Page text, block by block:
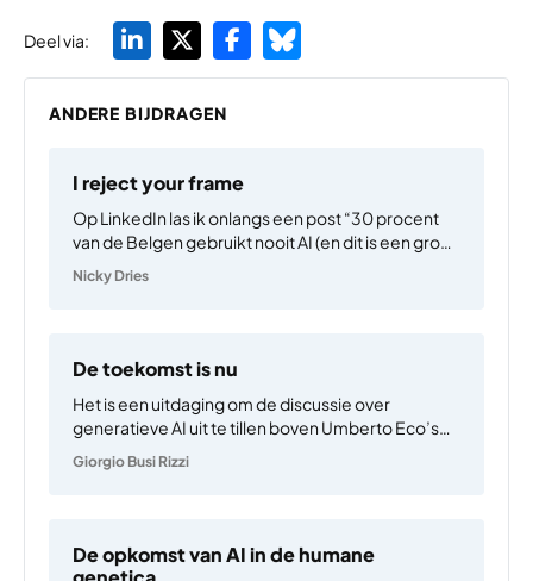
Deel via:
ANDERE BIJDRAGEN
I reject your frame
Op LinkedIn las ik onlangs een post “30 procent
van de Belgen gebruikt nooit AI (en dit is een groot
‘digitale transformatie’, anders lopen we het risico
Nicky Dries
De toekomst is nu
Het is een uitdaging om de discussie over
generatieve AI uit te tillen boven Umberto Eco’s
‘geïntegreerd’ (naïef en optimistisch).
vragen oproepen waar wetenschappers nog…
Giorgio Busi Rizzi
De opkomst van AI in de humane